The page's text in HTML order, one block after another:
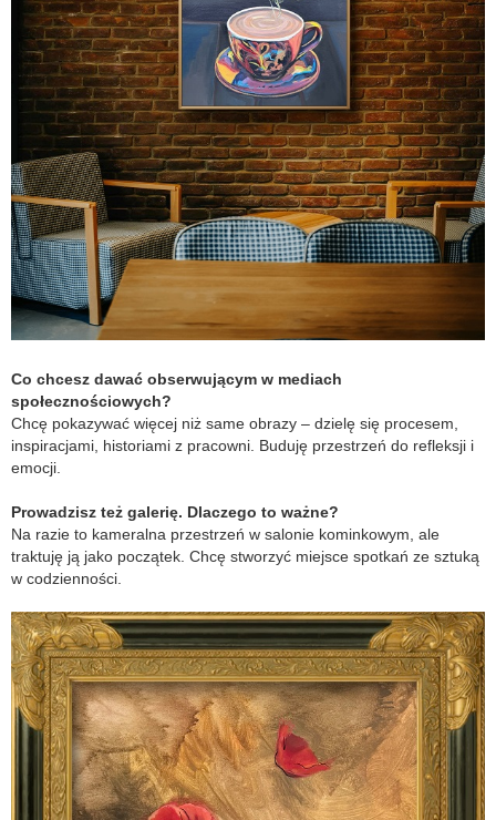
Co chcesz dawać obserwującym w mediach
społecznościowych?
Chcę pokazywać więcej niż same obrazy – dzielę się procesem,
inspiracjami, historiami z pracowni. Buduję przestrzeń do refleksji i
emocji.
Prowadzisz też galerię. Dlaczego to ważne?
Na razie to kameralna przestrzeń w salonie kominkowym, ale
traktuję ją jako początek. Chcę stworzyć miejsce spotkań ze sztuką
w codzienności.